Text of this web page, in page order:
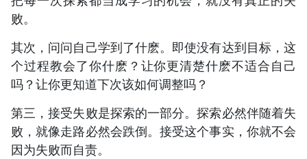
败。
其次，问问自己学到了什麽。即使没有达到目标，这
个过程教会了你什麽？让你更清楚什麽不适合自己
吗？让你更知道下次该如何调整吗？
第三，接受失败是探索的一部分。探索必然伴随着失
败，就像走路必然会跌倒。接受这个事实，你就不会
因为失败而自责。